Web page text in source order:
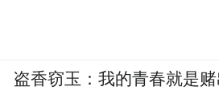
盗香窃玉：我的青春就是